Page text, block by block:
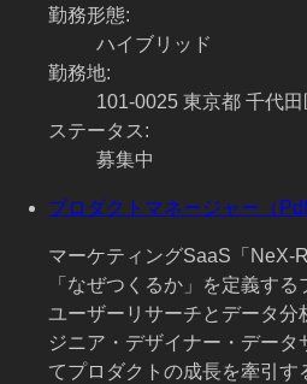
勤務形態:
ハイブリッド
勤務地:
101-0025 東京都 千代
ステータス:
募集中
プロダクトマネージャー（
マーケティングSaaS「NeX-
「なぜつくるか」を定義する
ユーザーリサーチとデータ分
ジニア・デザイナー・デー
てプロダクトの成長を牽引す